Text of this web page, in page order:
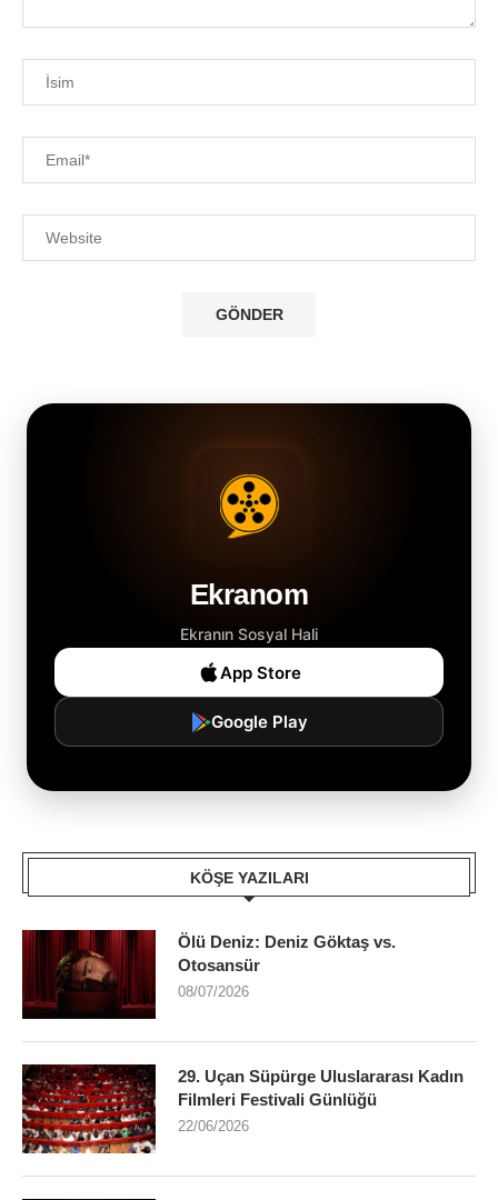
Ekranom
Ekranın Sosyal Hali
App Store
Google Play
KÖŞE YAZILARI
Ölü Deniz: Deniz Göktaş vs.
Otosansür
08/07/2026
29. Uçan Süpürge Uluslararası Kadın
Filmleri Festivali Günlüğü
22/06/2026